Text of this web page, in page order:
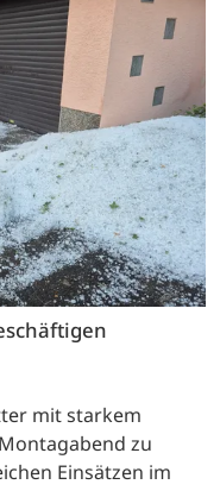
mit starkem
zu
Einsätzen im